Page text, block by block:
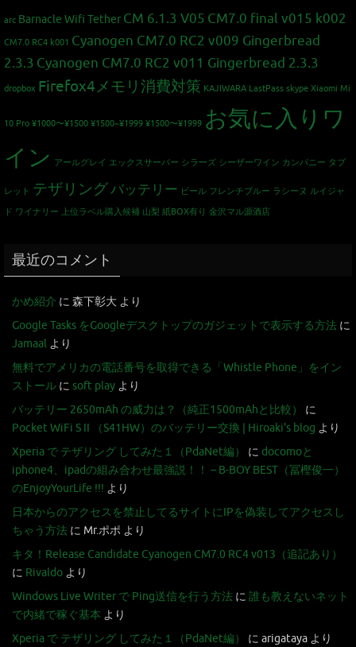
arc Barnacle Wifi Tether CM 6.1.3 V05 CM7.0 final v015 k002
CM7.0 RC4 k001 Cyanogen CM7.0 RC2 v009 Gingerbread
2.3.3 Cyanogen CM7.0 RC2 v011 Gingerbread 2.3.3
dropbox Firefox4メモリ消費対策 KAJIWARA LastPass skype Xiaomi Mi
10 Pro ¥1000〜¥1500 ¥1500~¥1999 ¥1500〜¥1999 お気に入りワ
イン アールグレイ エックスサーバー シラーズ シーザーワイン カンパニー タブ
レット テザリングバッテリー ビール フレンチブルー ラシーヌ ルイジャ
ド ワイナリー 上位ラベル購入候補 山梨 紙BOX有り 金沢マル源酒店
最近のコメント
かめ紹介 に 森下彰大 より
Google Tasks をGoogleデスクトップのガジェットで表示する方法 に
Jamaal より
無料でアメリカの電話番号を取得できる「Whistle Phone」をイン
ストール に soft play より
バッテリー 2650mAh の威力は？（純正1500mAhと比較）
に
Pocket WiFi S II （S41HW）のバッテリー交換 | Hiroaki's blog より
Xperia で テザリング してみた１（PdaNet編）
に docomoと
iphone4、ipadの組み合わせ最強説！！ – B-BOY BEST（冨樫俊一）
のEnjoyYourLife !!! より
日本からのアクセスを禁止してるサイトにIPを偽装してアクセスし
ちゃう方法 に Mr.ポポ より
キタ！Release Candidate Cyanogen CM7.0 RC4 v013（追記あり）
に Rivaldo より
Windows Live Writer で Ping送信を行う方法 に 誰も教えないネット
で内緒で稼ぐ基本 より
Xperia で テザリング してみた１（PdaNet編）
に arigataya より